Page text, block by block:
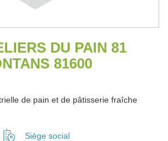
DU PAIN 81
81600
de pain et de pâtisserie fraîche
Siège social